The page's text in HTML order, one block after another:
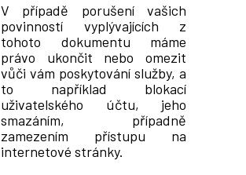
V případě porušení vašich
povinností vyplývajících z
tohoto dokumentu máme
právo ukončit nebo omezit
vůči vám poskytování služby, a
to například blokací
uživatelského účtu, jeho
smazáním, případně
zamezením přístupu na
internetové stránky.